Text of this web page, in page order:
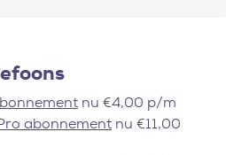
nu €4,00 p/m
abonnement nu €11,00